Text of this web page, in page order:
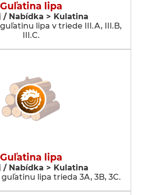
Guľatina lipa
/ Nabídka > Kulatina
lipa v triede III.A, III.B,
III.C.
Guľatina lipa
/ Nabídka > Kulatina
lipa trieda 3A, 3B, 3C.